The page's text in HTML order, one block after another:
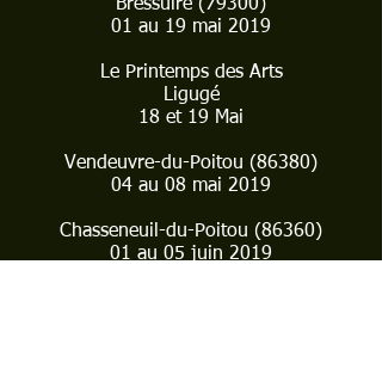
Bressuire (79300)
01 au 19 mai 2019
Le Printemps des Arts
Ligugé
18 et 19 Mai
Vendeuvre-du-Poitou (86380)
04 au 08 mai 2019
Chasseneuil-du-Poitou (86360)
01 au 05 juin 2019